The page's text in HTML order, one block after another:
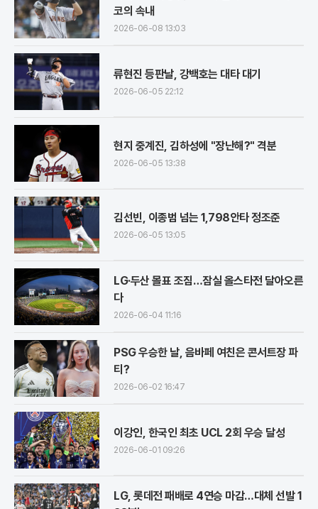
코의 속내
2026-06-08 13:03
류현진 등판날, 강백호는 대타 대기
2026-06-05 22:12
현지 중계진, 김하성에 "장난해?" 격분
2026-06-05 13:38
김선빈, 이종범 넘는 1,798안타 정조준
2026-06-05 13:05
LG·두산 몰표 조짐…잠실 올스타전 달아오른
다
2026-06-04 11:16
PSG 우승한 날, 음바페 여친은 콘서트장 파
티?
2026-06-02 16:47
이강인, 한국인 최초 UCL 2회 우승 달성
2026-06-01 09:26
LG, 롯데전 패배로 4연승 마감…대체 선발 1